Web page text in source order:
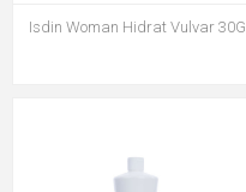
Isdin Woman Hidrat Vulvar 30G